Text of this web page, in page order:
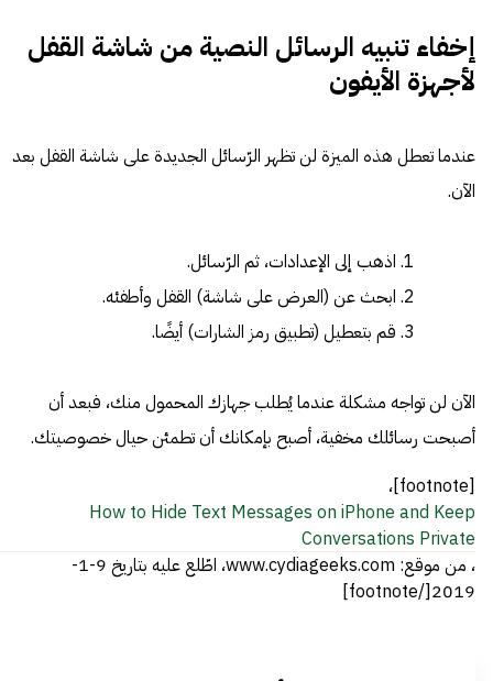
إخفاء تنبيه الرسائل النصية من شاشة القفل
لأجهزة الأيفون
عندما تعطل هذه الميزة لن تظهر الرّسائل الجديدة على شاشة القفل بعد
الآن.
اذهب إلى الإعدادات، ثم الرّسائل.
ابحث عن (العرض على شاشة) القفل وأطفئه.
قم بتعطيل (تطبيق رمز الشارات) أيضًا.
الآن لن تواجه مشكلة عندما يُطلب جهازك المحمول منك، فبعد أن
أصبحت رسائلك مخفية، أصبح بإمكانك أن تطمئن حيال خصوصيتك.
[footnote]،
How to Hide Text Messages on iPhone and Keep
Conversations Private
، من موقع: www.cydiageeks.com، اطّلع عليه بتاريخ 9-1-
2019[/footnote]